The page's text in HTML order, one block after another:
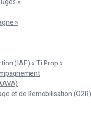
»
»
(IAE) « Ti Prop »
et de Remobilisation (O2R)